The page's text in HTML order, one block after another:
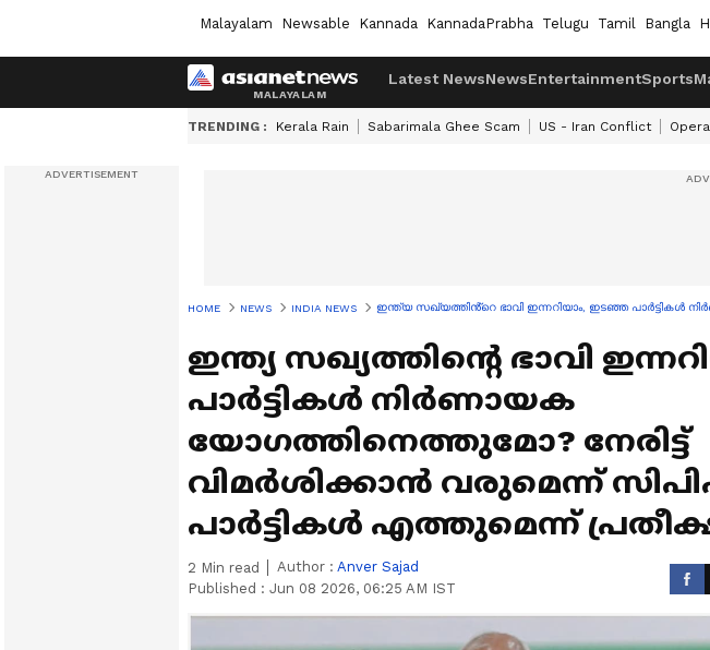
Malayalam Newsable Kannada KannadaPrabha Telugu Tamil Bangla
Latest NewsNewsEntertainmentSports
TRENDING : Kerala Rain Sabarimala Ghee Scam US - Iran Conflict
HOME NEWS INDIA NEWS ഇന്ത്യ സഖ്യത്തിൻ്റെ ഭാവി ഇന്നറിയാം, ഇടഞ്ഞ പാർട്ടികൾ
ഇന്ത്യ സഖ്യത്തിൻ്റെ ഭാവി
പാർട്ടികൾ നിർണായക
യോഗത്തിനെത്തുമോ? നേരിട്ട്
വിമർശിക്കാൻ വരുമെന്ന്
പാർട്ടികൾ എത്തുമെന്ന്
2 Min read Author : Anver Sajad
Published : Jun 08 2026, 06:25 AM IST